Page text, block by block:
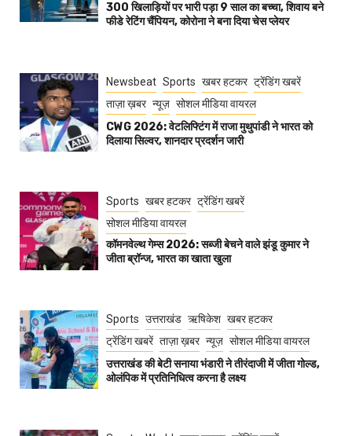
300 खिलाड़ियों पर भारी पड़ा 9 साल का बच्चा, शिवाय बने
फीडे रेटिंग चैंपियन, कोरोना ने बना दिया चेस प्लेयर
Newsbeat Sports खबर हटकर ट्रेंडिंग खबरें
ताज़ा ख़बर न्यूज़ सोशल मीडिया वायरल
CWG 2026: वेटलिफ्टिंग में राजा मुथुपांडी ने भारत को
दिलाया सिल्वर, शानदार प्रदर्शन जारी
Sports खबर हटकर ट्रेंडिंग खबरें
सोशल मीडिया वायरल
कॉमनवेल्थ गेम्स 2026: सब्जी बेचने वाले झंडू कुमार ने
जीता ब्रॉन्ज, भारत का खाता खुला
Sports उत्तराखंड ऋषिकेश खबर हटकर
ट्रेंडिंग खबरें ताज़ा ख़बर न्यूज़ सोशल मीडिया वायरल
उत्तराखंड की बेटी सनाया भंडारी ने तीरंदाजी में जीता गोल्ड,
ओलंपिक में प्रतिनिधित्व करना है लक्ष्य